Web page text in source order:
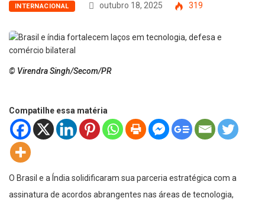
INTERNACIONAL outubro 18, 2025 319
© Virendra Singh/Secom/PR
Compatilhe essa matéria
O Brasil e a Índia solidificaram sua parceria estratégica com a
assinatura de acordos abrangentes nas áreas de tecnologia,